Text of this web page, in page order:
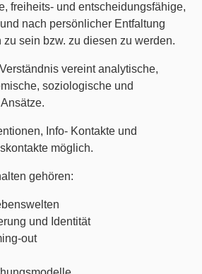
freiheits- und entscheidungsfähige,
nach persönlicher Entfaltung
sein bzw. zu diesen zu werden.
vereint analytische,
soziologische und
Info- Kontakte und
möglich.
gehören:
und Identität
out